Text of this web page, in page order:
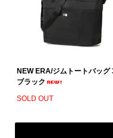
NEW ERA/ジムトートバッグ
ブラック
SOLD OUT